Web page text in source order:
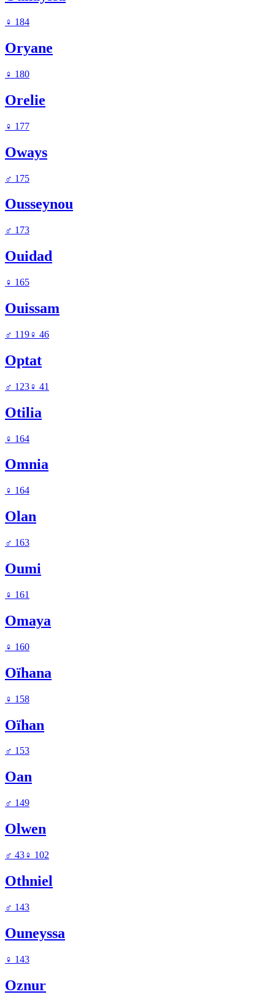
♀ 184
Oryane
♀ 180
Orelie
♀ 177
Oways
♂ 175
Ousseynou
♂ 173
Ouidad
♀ 165
Ouissam
♂ 119♀ 46
Optat
♂ 123♀ 41
Otilia
♀ 164
Omnia
♀ 164
Olan
♂ 163
Oumi
♀ 161
Omaya
♀ 160
Oïhana
♀ 158
Oïhan
♂ 153
Oan
♂ 149
Olwen
♂ 43♀ 102
Othniel
♂ 143
Ouneyssa
♀ 143
Oznur